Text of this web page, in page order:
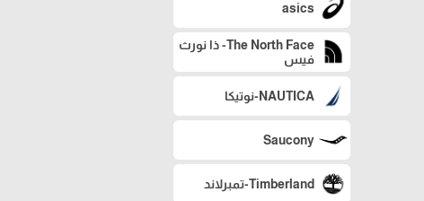
asics
The North Face- ذا نورث
فيس
NAUTICA-نوتيكا
Saucony
Timberland-تمبرلاند